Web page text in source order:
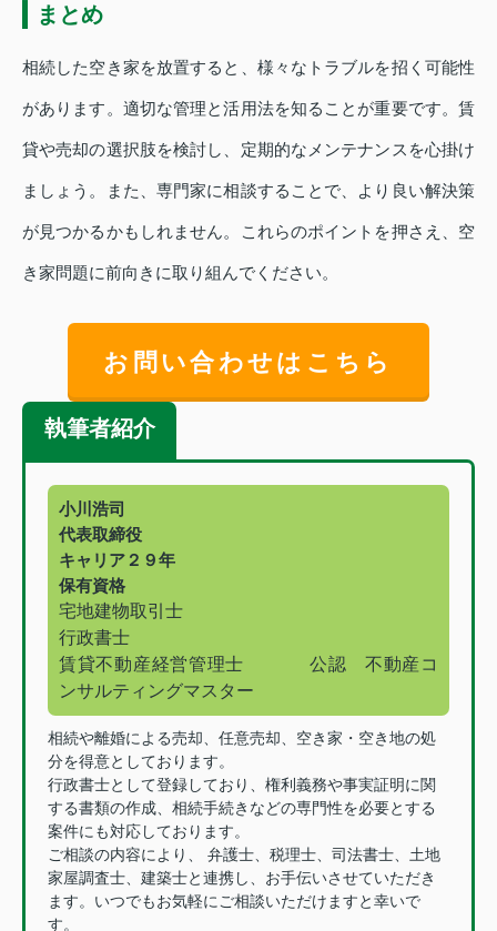
まとめ
相続した空き家を放置すると、様々なトラブルを招く可能性
があります。適切な管理と活用法を知ることが重要です。賃
貸や売却の選択肢を検討し、定期的なメンテナンスを心掛け
ましょう。また、専門家に相談することで、より良い解決策
が見つかるかもしれません。これらのポイントを押さえ、空
き家問題に前向きに取り組んでください。
お問い合わせはこちら
執筆者紹介
小川浩司
代表取締役
キャリア２９年
保有資格
宅地建物取引士
行政書士
賃貸不動産経営管理士
公認 不動産コ
ンサルティングマスター
相続や離婚による売却、任意売却、空き家・空き地の処
分を得意としております。
行政書士として登録しており、権利義務や事実証明に関
する書類の作成、相続手続きなどの専門性を必要とする
案件にも対応しております。
ご相談の内容により、 弁護士、税理士、司法書士、土地
家屋調査士、建築士と連携し、お手伝いさせていただき
ます。いつでもお気軽にご相談いただけますと幸いで
す。